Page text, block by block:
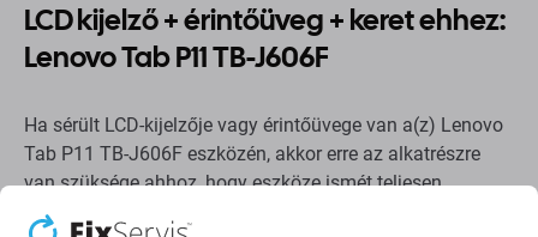
LCD kijelző + érintőüveg + keret ehhez:
Lenovo Tab P11 TB-J606F
Ha sérült LCD-kijelzője vagy érintőüvege van a(z) Lenovo
Tab P11 TB-J606F eszközén, akkor erre az alkatrészre
van szüksége ahhoz, hogy eszköze ismét teljesen
működőképes legyen.